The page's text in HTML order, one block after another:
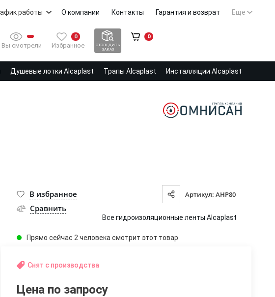
работы О компании Контакты Гарантия и возврат Еще
Вы смотрели
0
Избранное
ОТСЛЕДИТЬ
ЗАКАЗ
0
Душевые лотки Alcaplast Трапы Alcaplast Инсталляции Alcaplast
В избранное Артикул: AHP80
Сравнить
Все гидроизоляционные ленты Alcaplast
Прямо сейчас 2 человека смотрит этот товар
Снят с производства
Цена по запросу